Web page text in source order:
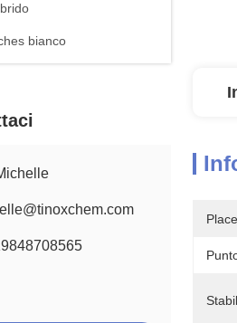
bianco